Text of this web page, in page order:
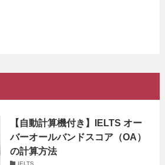
【自動計算機付き】IELTS オー
バーオールバンドスコア（OA）
の計算方法
IELTS